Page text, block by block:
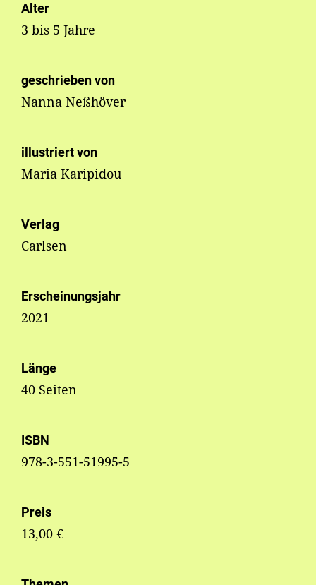
Alter
3 bis 5 Jahre
geschrieben von
Nanna Neßhöver
illustriert von
Maria Karipidou
Verlag
Carlsen
Erscheinungsjahr
2021
Länge
40 Seiten
ISBN
978-3-551-51995-5
Preis
13,00 €